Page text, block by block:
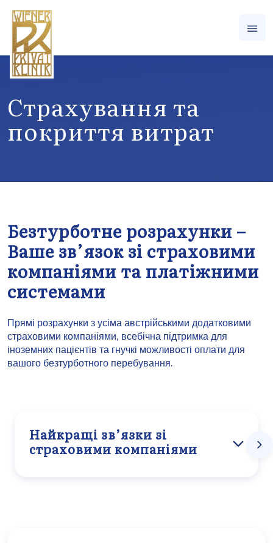
Страхування та
покриття витрат
Безтурботне розрахунки –
Ваше зв’язок зі страховими
компаніями та платіжними
системами
Прямі розрахунки з усіма австрійськими додатковими
страховими компаніями, всебічна підтримка для
іноземних пацієнтів та гнучкі можливості оплати для
вашого безтурботного перебування.
Найкращі зв’язки зі
страховими компаніями